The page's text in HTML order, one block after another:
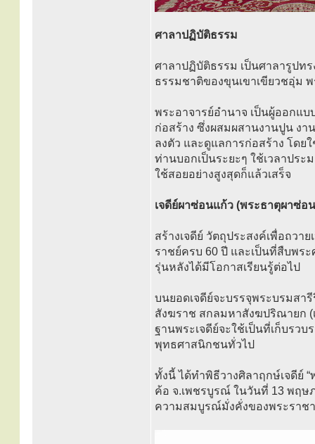
ศาลาปฏิบัติธรรม
ศาลาปฏิบัติธรรม เป็นศาลารูปท
ธรรมชาติของขุนเขาเขียวชอุ่ม
พระอาจารย์อำนาจ เป็นผู้ออกแ
ก่อสร้าง ซึ่งผสมผสานงานปูน ง
ลงตัว และดูแลการก่อสร้าง โด
ท่านบอกเป็นระยะๆ ใช้เวลาประ
ใช้สอยอย่างสูงสุดก็แล้วเสร็จ
เจดีย์ผาซ่อนแก้ว (พระธาตุผาซ่
สร้างเจดีย์ วัตถุประสงค์เพื่อถวา
ราชย์ครบ 60 ปี และเป็นที่สืบพร
รุ่นหลังได้มีโอกาสเรียนรู้ต่อไป
บนยอดเจดีย์จะบรรจุพระบรมสา
สังฆราช สกลมหาสังฆปริณายก (
ฐานพระเจดีย์จะใช้เป็นที่เก็บรว
พุทธศาสนิกชนทั่วไป
ทั้งนี้ ได้ทำพิธีวางศิลาฤกษ์เจดีย์
ค้อ จ.เพชรบูรณ์ ในวันที่ 13 พฤษ
ความสมบูรณ์มั่งคั่งของพระราช